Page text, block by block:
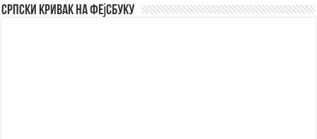
Српски Кривак на Фејсбуку